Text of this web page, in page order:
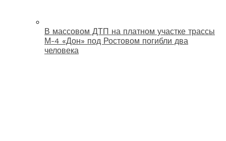
В массовом ДТП на платном участке трассы
М-4 «Дон» под Ростовом погибли два
человека